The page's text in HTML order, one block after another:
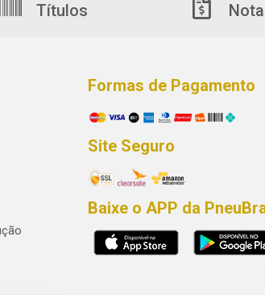
Títulos
Formas de Pagamento
Site Seguro
Baixe o APP da